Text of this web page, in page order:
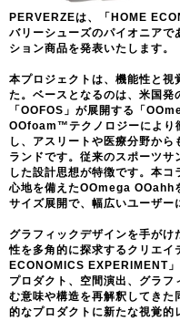
PERVERZEは、「HOME
バリーシューズのパイオニアで
ション商品を発表いたします。
本プロジェクトは、機能性と視
た。ベースとなるのは、米国発
「OOFOS」が展開する「
OOfoam™テクノロジーにより
し、アスリートや医療分野か
ランドです。従来のスポーツサ
した設計思想が特徴です。本
心地を備えたOOmega
サイズ展開で、幅広いユーザー
グラフィックデザインを手が
性を多角的に探求するクリエ
ECONOMICS EXPERIMENT」
プロダクト、空間演出、グラ
む意味や構造を再解釈してき
的なプロダクトに新たな視覚的